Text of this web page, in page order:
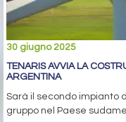
30 giugno 2025
TENARIS AVVIA LA
ARGENTINA
Sarà il secondo impianto
gruppo nel Paese